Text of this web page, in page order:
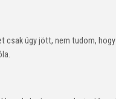
úgy jött, nem tudom,